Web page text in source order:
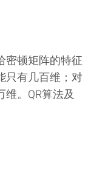
密顿矩阵的特征
只有几百维；对
。QR算法及